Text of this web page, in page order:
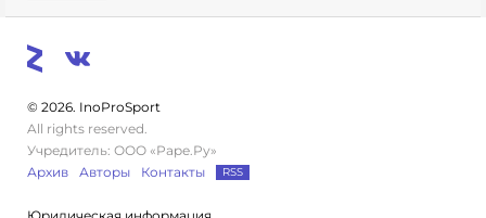
© 2026. InoProSport
All rights reserved.
Учредитель: ООО «Раре.Ру»
Архив
Авторы Контакты RSS